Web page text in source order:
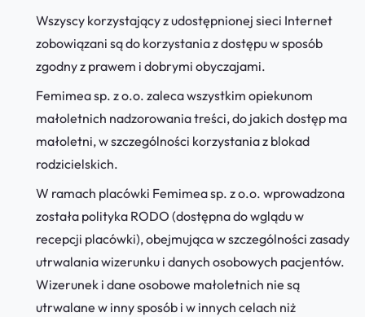
Wszyscy korzystający z udostępnionej sieci Internet
zobowiązani są do korzystania z dostępu w sposób
zgodny z prawem i dobrymi obyczajami.
Femimea sp. z o.o. zaleca wszystkim opiekunom
małoletnich nadzorowania treści, do jakich dostęp ma
małoletni, w szczególności korzystania z blokad
rodzicielskich.
W ramach placówki Femimea sp. z o.o. wprowadzona
została polityka RODO (dostępna do wglądu w
recepcji placówki), obejmująca w szczególności zasady
utrwalania wizerunku i danych osobowych pacjentów.
Wizerunek i dane osobowe małoletnich nie są
utrwalane w inny sposób i w innych celach niż